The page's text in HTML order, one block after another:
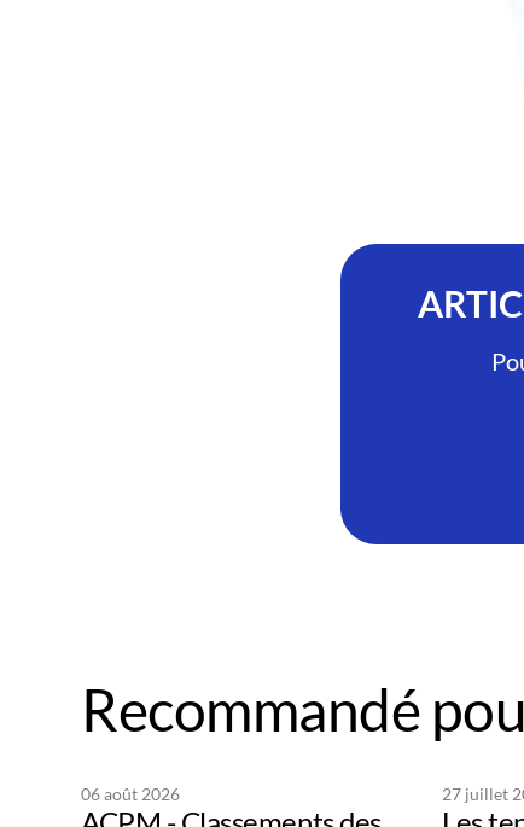
Recommandé
06 août 2026 27 juillet